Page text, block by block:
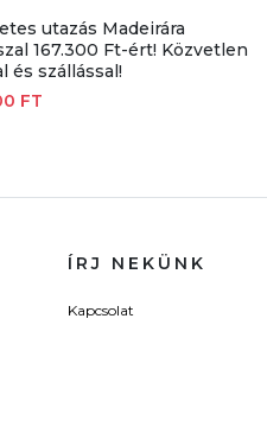
utazás Madeirára
167.300 Ft-ért! Közvetlen
és szállással!
FT
ÍRJ NEKÜNK
Kapcsolat